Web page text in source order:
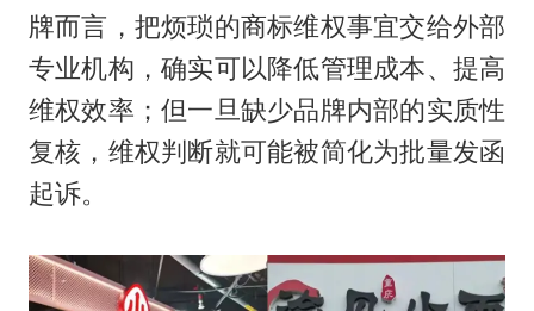
牌而言，把烦琐的商标维权事宜交给外部
专业机构，确实可以降低管理成本、提高
维权效率；但一旦缺少品牌内部的实质性
复核，维权判断就可能被简化为批量发函
起诉。